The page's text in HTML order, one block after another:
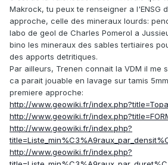
Makrock, tu peux te renseigner a l'ENSG
approche, celle des mineraux lourds:
labo de geol de Charles Pomerol a
bino les mineraux des sables tertiaires
des apports detritiques.
Par ailleurs, Trenen connait la VDM il me
ca parait jouable en lavage sur tamis
premiere approche:
http://www.geowiki.fr/
http://www.geowiki.fr/
http://www.geowiki.fr/index.php?
http://www.geowiki.fr/index.php?